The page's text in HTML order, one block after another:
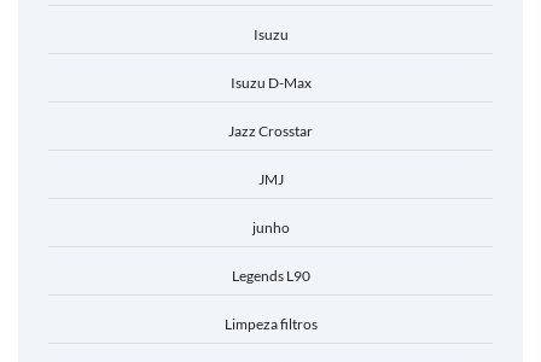
Isuzu
Isuzu D-Max
Jazz Crosstar
JMJ
junho
Legends L90
Limpeza filtros